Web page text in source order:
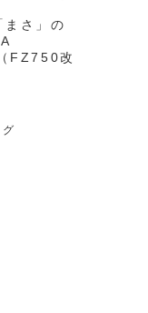
オススメ！
まさ」の
FZ750改